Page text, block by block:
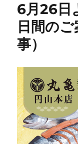
6月26日
日間の
事）